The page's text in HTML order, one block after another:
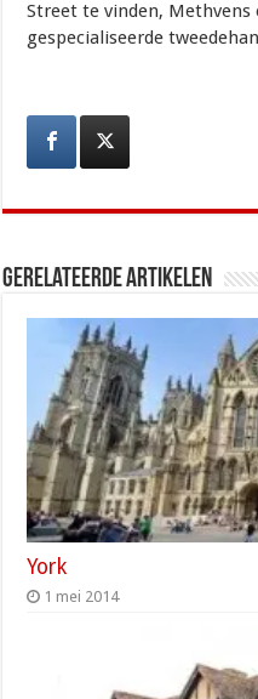
Street te vinden,
gespecialiseerde
Gerelateerde artikelen
York
1 mei 2014